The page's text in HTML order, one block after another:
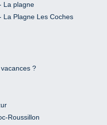
La plagne
La Plagne Les Coches
?
Roussillon